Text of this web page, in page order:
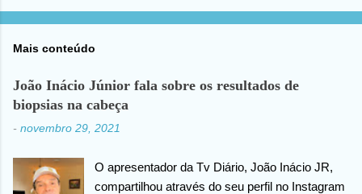
Mais conteúdo
João Inácio Júnior fala sobre os resultados de
biopsias na cabeça
- novembro 29, 2021
O apresentador da Tv Diário, João Inácio JR,
compartilhou através do seu perfil no Instagram